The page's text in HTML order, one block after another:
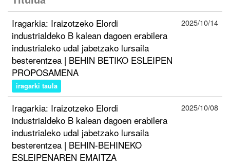
Iragarkia: Iraizotzeko Elordi
industrialdeko B kalean dagoen erabilera
industrialeko udal jabetzako lursaila
besterentzea | BEHIN BETIKO ESLEIPEN
PROPOSAMENA
iragarki taula
2025/10/14
Iragarkia: Iraizotzeko Elordi
industrialdeko B kalean dagoen erabilera
industrialeko udal jabetzako lursaila
besterentzea | BEHIN-BEHINEKO
ESLEIPENAREN EMAITZA
2025/10/08